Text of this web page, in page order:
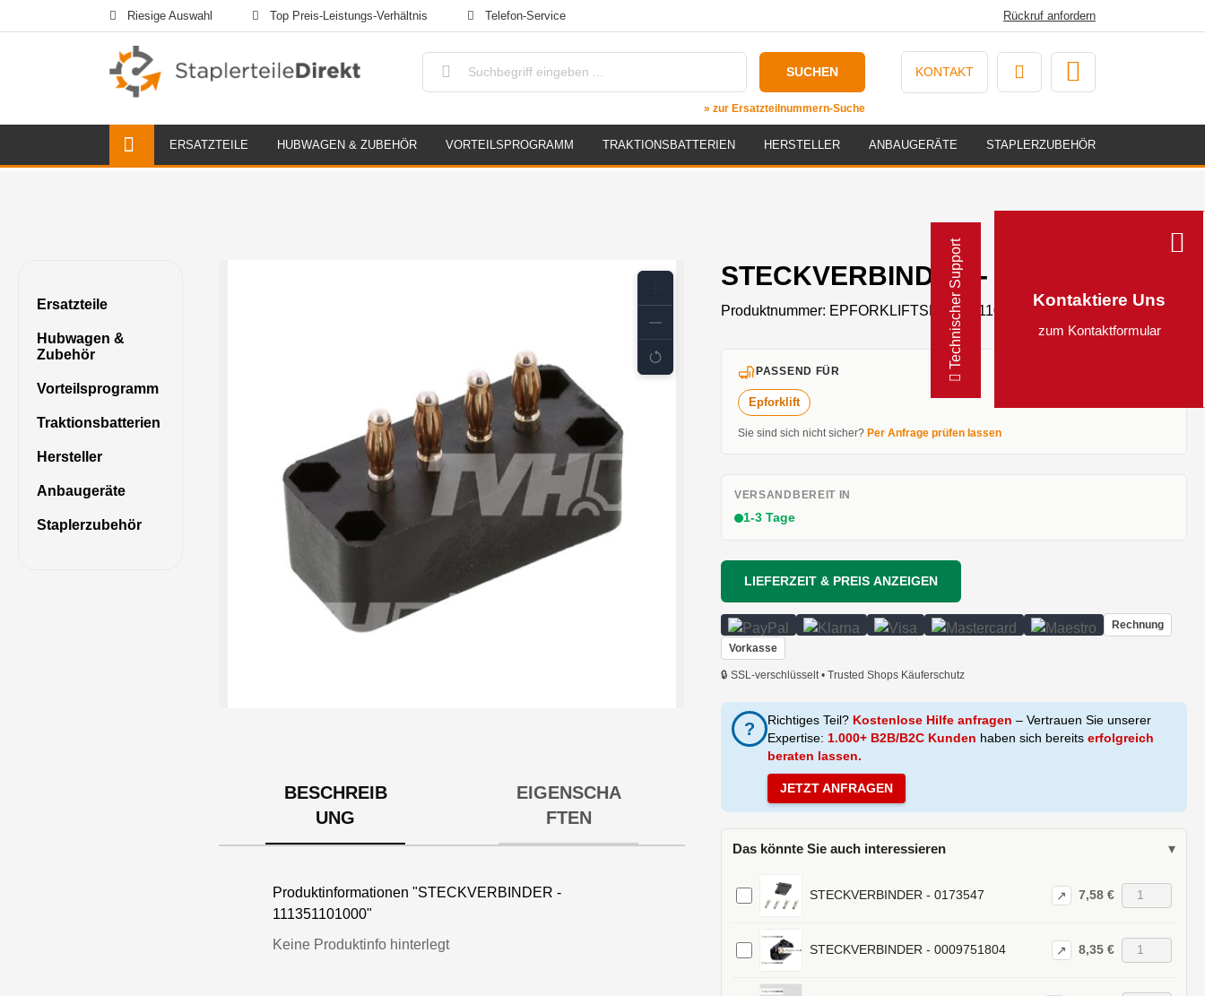
Riesige Auswahl Top Preis-Leistungs-Verhältnis Telefon-Service Rückruf anfordern
Technischer Support Kontaktiere Uns
zum Kontaktformular
SUCHEN
» zur Ersatzteilnummern-Suche
KONTAKT
ERSATZTEILE HUBWAGEN & ZUBEHÖR VORTEILSPROGRAMM TRAKTIONSBATTERIEN HERSTELLER ANBAUGERÄTE STAPLERZUBEHÖR
Ersatzteile
Hubwagen &
Zubehör
Vorteilsprogramm
Traktionsbatterien
Hersteller
Anbaugeräte
Staplerzubehör
BESCHREIB
UNG
EIGENSCHA
FTEN
Produktinformationen "STECKVERBINDER -
111351101000"
Keine Produktinfo hinterlegt
STECKVERBINDER - 111351101000
Produktnummer: EPFORKLIFTSD111351101000
PASSEND FÜR
Epforklift
Sie sind sich nicht sicher? Per Anfrage prüfen lassen
VERSANDBEREIT IN
1-3 Tage
LIEFERZEIT & PREIS ANZEIGEN
Rechnung
Vorkasse
🔒 SSL-verschlüsselt • Trusted Shops Käuferschutz
? Richtiges Teil? Kostenlose Hilfe anfragen – Vertrauen Sie unserer
Expertise: 1.000+ B2B/B2C Kunden haben sich bereits erfolgreich
beraten lassen.
JETZT ANFRAGEN
Das könnte Sie auch interessieren ▾
STECKVERBINDER - 0173547 ↗ 7,58 €
STECKVERBINDER - 0009751804 ↗ 8,35 €